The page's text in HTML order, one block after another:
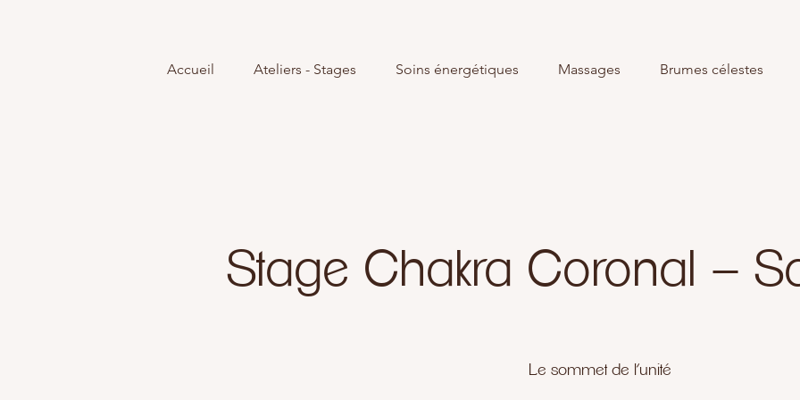
Accueil Ateliers - Stages Soins énergétiques Massages Brumes célestes
Stage Chakra Coronal –
Le sommet de l’unité